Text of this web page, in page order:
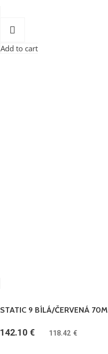
Add to cart
STATIC 9 BÍLÁ/ČERVENÁ 70M
142.10 € 118.42 €